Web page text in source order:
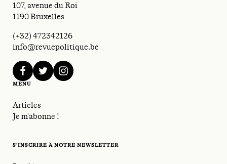
107, avenue du Roi
1190 Bruxelles
(+32) 472342126
info@revuepolitique.be
facebooktwitterinstagram
MENU
Articles
Je m'abonne !
S'INSCRIRE À NOTRE NEWSLETTER